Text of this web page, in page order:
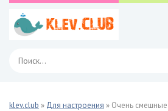
klev.club » Для настроения » Очень смешные